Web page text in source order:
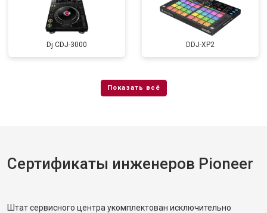
Dj CDJ-3000 DDJ-XP2
Сертификаты инженеров Pioneer
Штат сервисного центра укомплектован исключительно